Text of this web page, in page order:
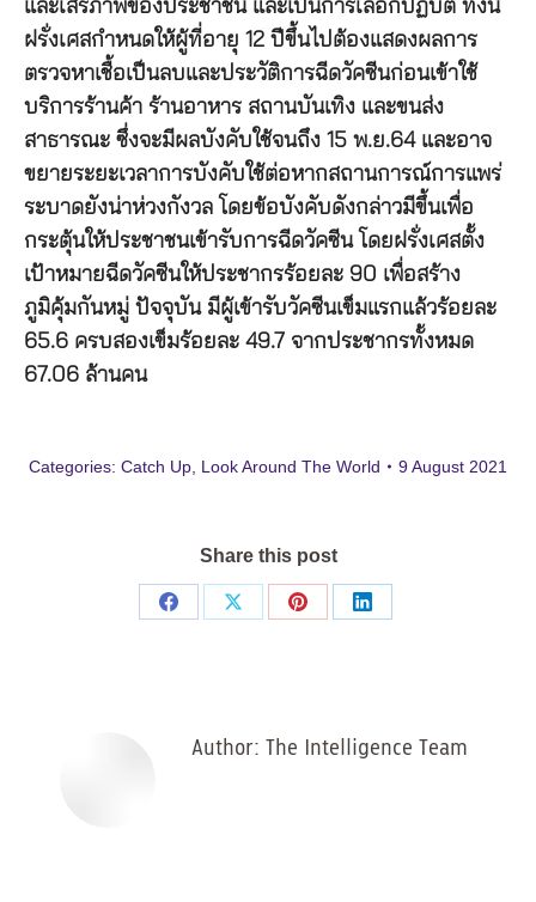
และเสรีภาพของประชาชน และเป็นการเลือกปฏิบัติ ทั้งนี้
ฝรั่งเศสกำหนดให้ผู้ที่อายุ 12 ปีขึ้นไปต้องแสดงผลการ
ตรวจหาเชื้อเป็นลบและประวัติการฉีดวัคซีนก่อนเข้าใช้
บริการร้านค้า ร้านอาหาร สถานบันเทิง และขนส่ง
สาธารณะ ซึ่งจะมีผลบังคับใช้จนถึง 15 พ.ย.64 และอาจ
ขยายระยะเวลาการบังคับใช้ต่อหากสถานการณ์การแพร่
ระบาดยังน่าห่วงกังวล โดยข้อบังคับดังกล่าวมีขึ้นเพื่อ
กระตุ้นให้ประชาชนเข้ารับการฉีดวัคซีน โดยฝรั่งเศสตั้ง
เป้าหมายฉีดวัคซีนให้ประชากรร้อยละ 90 เพื่อสร้าง
ภูมิคุ้มกันหมู่ ปัจจุบัน มีผู้เข้ารับวัคซีนเข็มแรกแล้วร้อยละ
65.6 ครบสองเข็มร้อยละ 49.7 จากประชากรทั้งหมด
67.06 ล้านคน
Categories: Catch Up Look Around The World 9 August 2021
Share this post
Share
Share
Share
Share
Author: The Intelligence Team